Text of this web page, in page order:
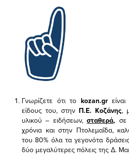
Γνωρίζετε ότι το kozan.gr
είδους του, στην Π.Ε. Κοζάνης,
υλικού – ειδήσεων,σταθερά, σε
χρόνια και στην Πτολεμαΐδα,
του 80% όλα τα γεγονότα
δύο μεγαλύτερες πόλεις της Δ.